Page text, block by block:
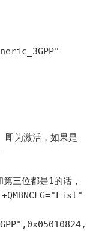
为激活，如果是
三位都是1的话，